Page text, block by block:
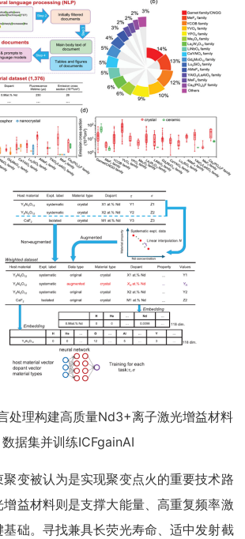
处理构建高质量Nd3+离子激光增益材料
数据集并训练ICFgainAI
变被认为是实现聚变点火的重要技术路
益材料则是支撑大能量、高重复频率激
础。寻找兼具长荧光寿命、适中发射截